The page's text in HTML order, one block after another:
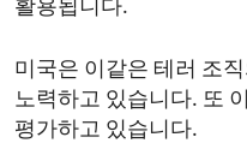
활용됩니다.
미국은 이같은 테러 조
노력하고 있습니다. 또
평가하고 있습니다.